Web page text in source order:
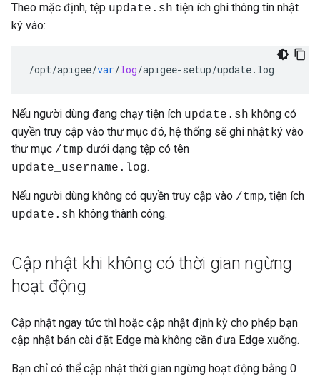
Theo mặc định, tệp update.sh tiện ích ghi thông tin nhật
ký vào:
/opt/apigee/var/log/apigee-setup/update. log
Nếu người dùng đang chạy tiện ích update.sh không có
quyền truy cập vào thư mục đó, hệ thống sẽ ghi nhật ký vào
thư mục /tmp dưới dạng tệp có tên
update_username.log.
Nếu người dùng không có quyền truy cập vào /tmp, tiện ích
update.sh không thành công.
Cập nhật khi không có thời gian ngừng
hoạt động
Cập nhật ngay tức thì hoặc cập nhật định kỳ cho phép bạn
cập nhật bản cài đặt Edge mà không cần đưa Edge xuống.
Bạn chỉ có thể cập nhật thời gian ngừng hoạt động bằng 0